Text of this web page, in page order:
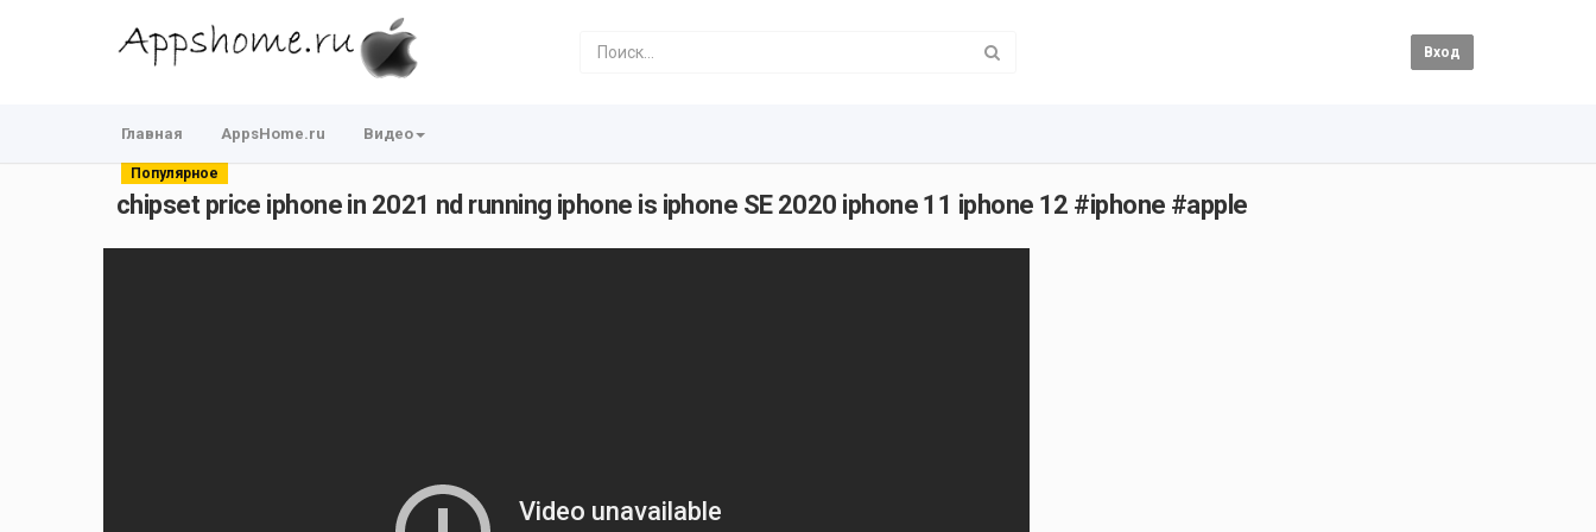
Вход
Главная AppsHome.ru Видео
Популярное
chipset price iphone in 2021 nd running iphone is iphone SE 2020 iphone 11 iphone 12 #iphone #apple